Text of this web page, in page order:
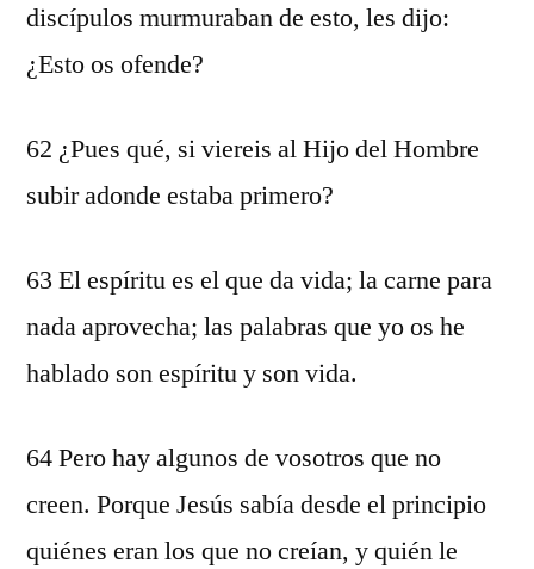
discípulos murmuraban de esto, les dijo:
¿Esto os ofende?
62 ¿Pues qué, si viereis al Hijo del Hombre
subir adonde estaba primero?
63 El espíritu es el que da vida; la carne para
nada aprovecha; las palabras que yo os he
hablado son espíritu y son vida.
64 Pero hay algunos de vosotros que no
creen. Porque Jesús sabía desde el principio
quiénes eran los que no creían, y quién le